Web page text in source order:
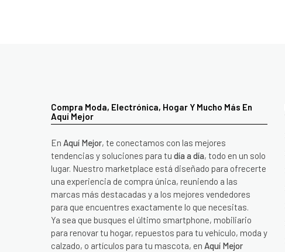
Compra Moda, Electrónica, Hogar Y Mucho Más En
Aquí Mejor
En Aquí Mejor, te conectamos con las mejores
tendencias y soluciones para tu día a día, todo en un solo
lugar. Nuestro marketplace está diseñado para ofrecerte
una experiencia de compra única, reuniendo a las
marcas más destacadas y a los mejores vendedores
para que encuentres exactamente lo que necesitas.
Ya sea que busques el último smartphone, mobiliario
para renovar tu hogar, repuestos para tu vehículo, moda y
calzado, o artículos para tu mascota, en Aquí Mejor